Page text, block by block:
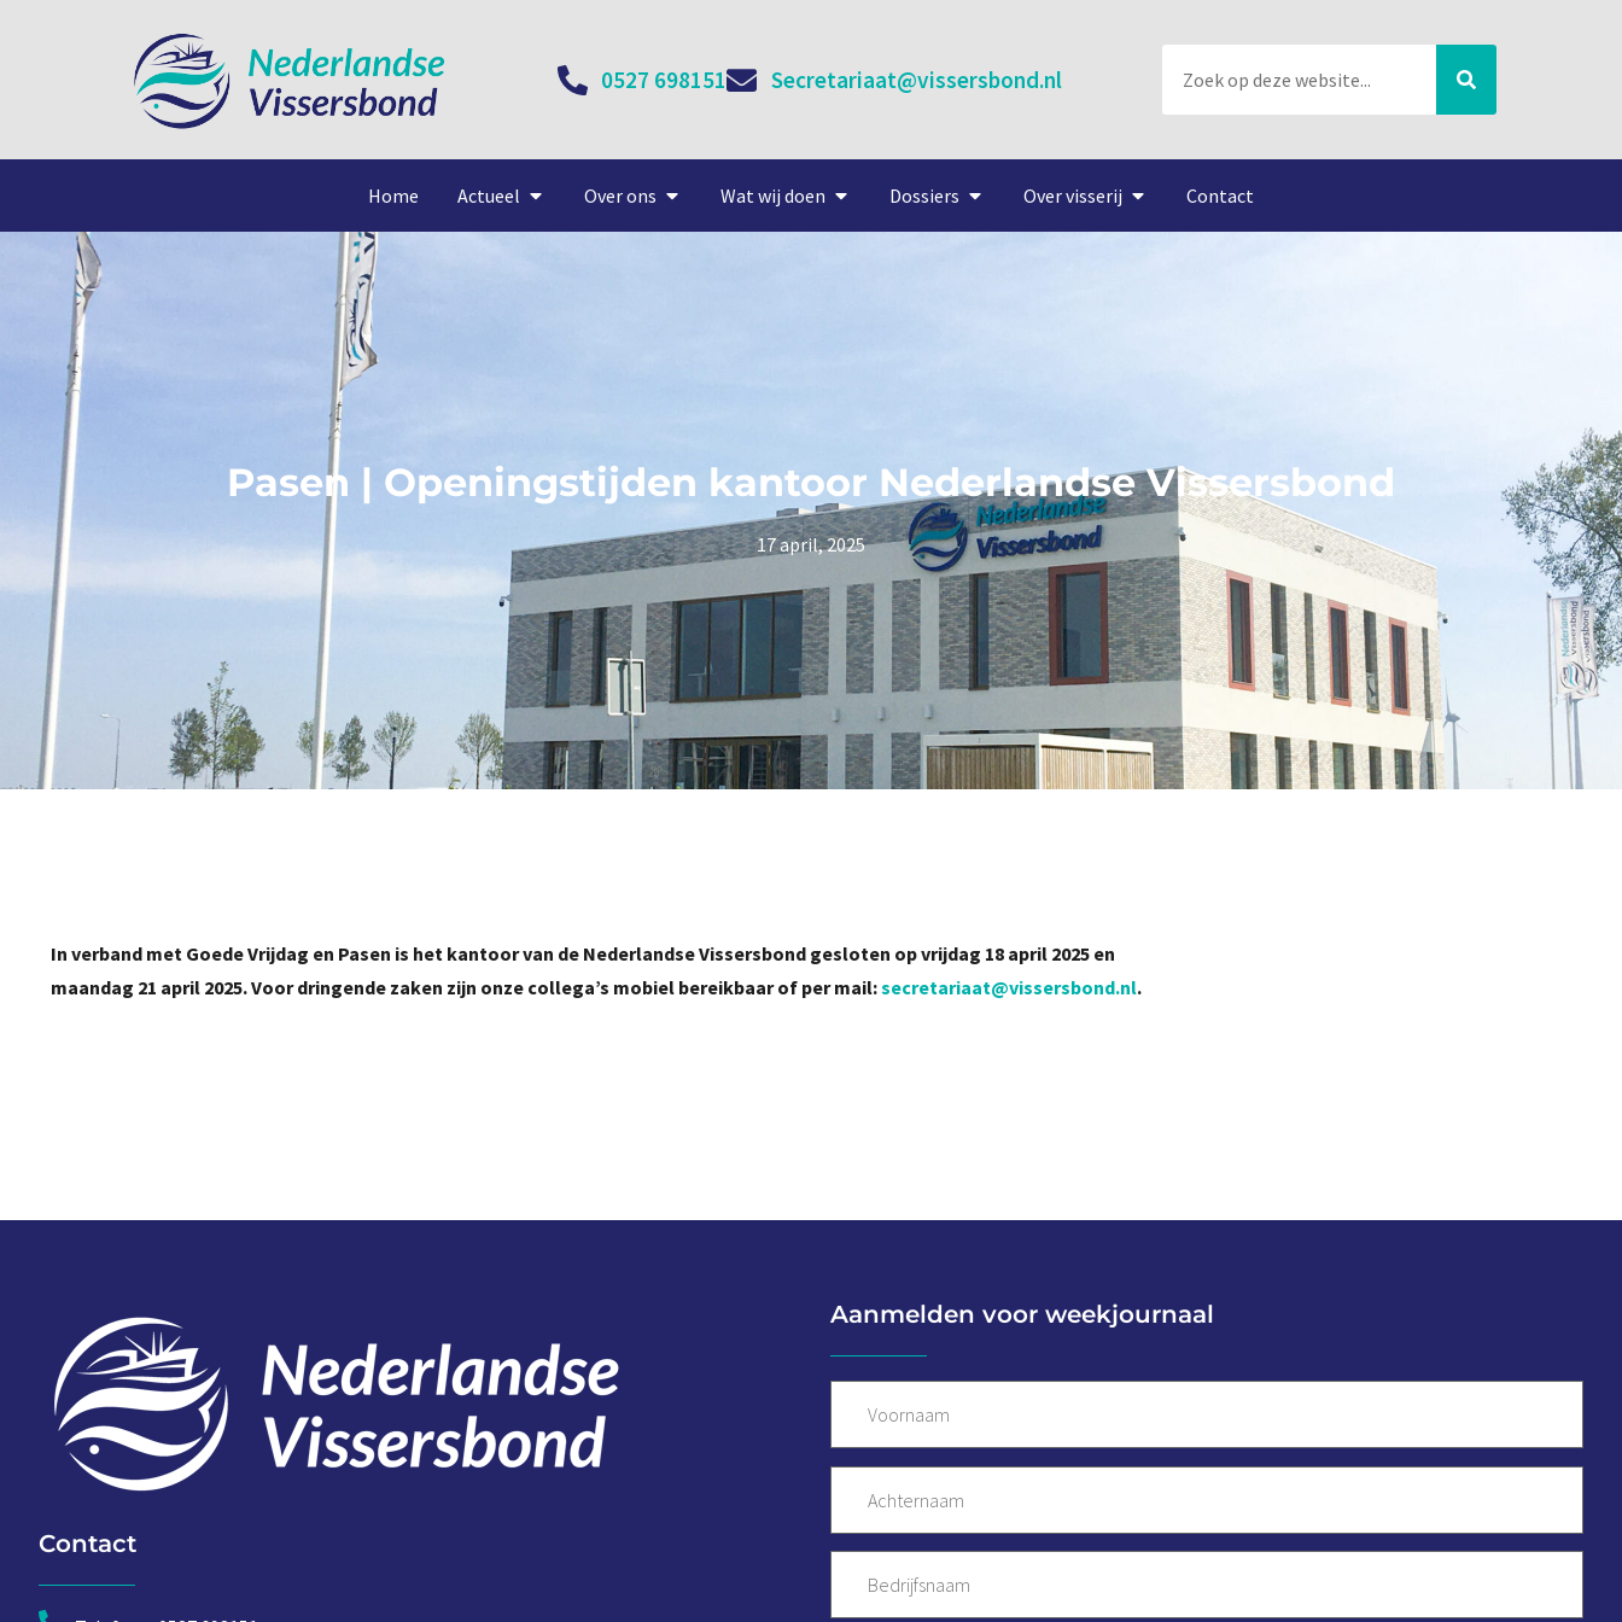
0527 698151 Secretariaat@vissersbond.nl
Home Actueel Over ons Wat wij doen Dossiers Over visserij Contact
Pasen | Openingstijden kantoor Nederlandse Vissersbond
17 april, 2025
In verband met Goede Vrijdag en Pasen is het kantoor van de Nederlandse Vissersbond gesloten op vrijdag 18 april 2025 en
maandag 21 april 2025. Voor dringende zaken zijn onze collega’s mobiel bereikbaar of per mail:secretariaat@vissersbond.nl.
Contact
Aanmelden voor weekjournaal